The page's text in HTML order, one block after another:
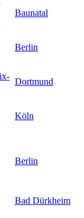
Baunatal
Berlin
Dortmund
Köln
Berlin
Bad Dürkheim